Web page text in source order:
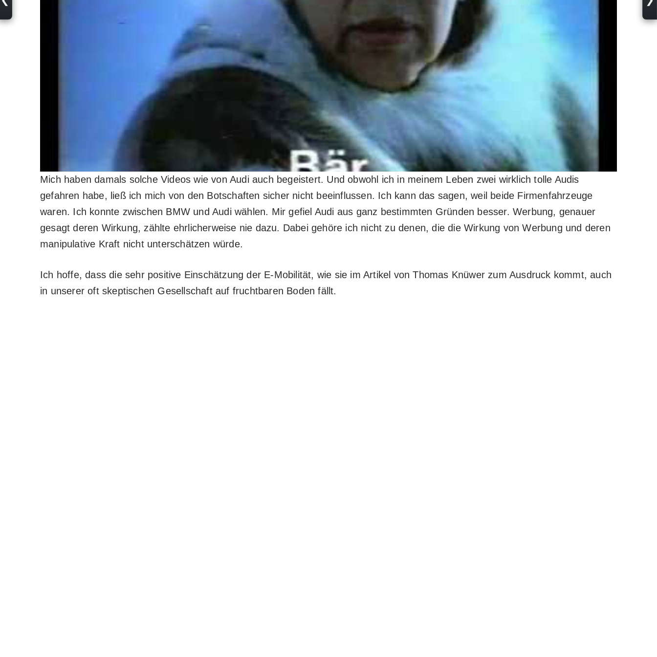
Mich haben damals solche Videos wie von Audi auch begeistert. Und obwohl ich in meinem Leben zwei wirklich tolle Audis
gefahren habe, ließ ich mich von den Botschaften sicher nicht beeinflussen. Ich kann das sagen, weil beide Firmenfahrzeuge
waren. Ich konnte zwischen BMW und Audi wählen. Mir gefiel Audi aus ganz bestimmten Gründen besser. Werbung, genauer
gesagt deren Wirkung, zählte ehrlicherweise nie dazu. Dabei gehöre ich nicht zu denen, die die Wirkung von Werbung und deren
manipulative Kraft nicht unterschätzen würde.
Ich hoffe, dass die sehr positive Einschätzung der E-Mobilität, wie sie im Artikel von Thomas Knüwer zum Ausdruck kommt, auch
in unserer oft skeptischen Gesellschaft auf fruchtbaren Boden fällt.